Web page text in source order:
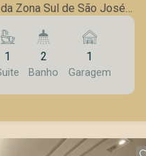
Zona Sul de São José
empreendimento está a
do Vale Sul Shopping,
diversas atividades
praticidade, além de
à ACM, supermercados,
Avenida Cidade Jardim
1 2
Banho
1
Garagem